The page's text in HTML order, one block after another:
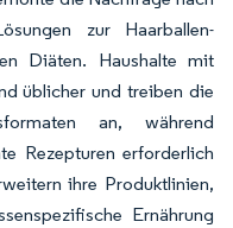
zur Haarballen-
Diäten. Haushalte mit
üblicher und treiben die
an, während
Rezepturen erforderlich
ihre Produktlinien,
Ernährung